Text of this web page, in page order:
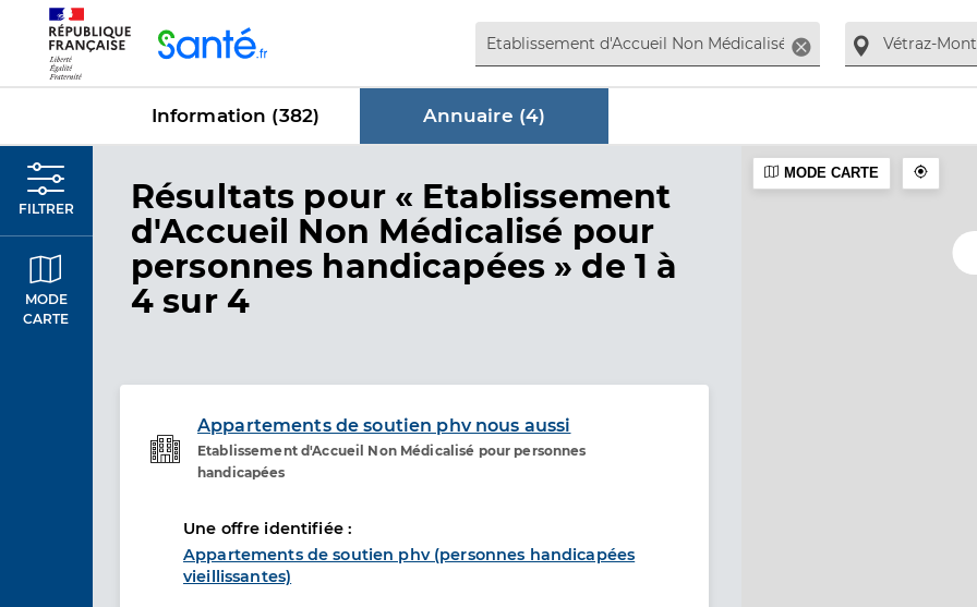
Supprimer
Information (382) Annuaire (4)
FILTRER
MODE
CARTE
Résultats dans Annuaire
pour « Etablissement
d'Accueil Non Médicalisé pour
personnes handicapées » de 1 à
4 sur 4
Appartements de soutien phv nous aussi
Etablissement d'Accueil Non Médicalisé pour personnes
handicapées
Etablissement de soins
Une offre identifiée :
Appartements de soutien phv (personnes handicapées
vieillissantes)
MODE CARTE
Panneau de gestion des cookies